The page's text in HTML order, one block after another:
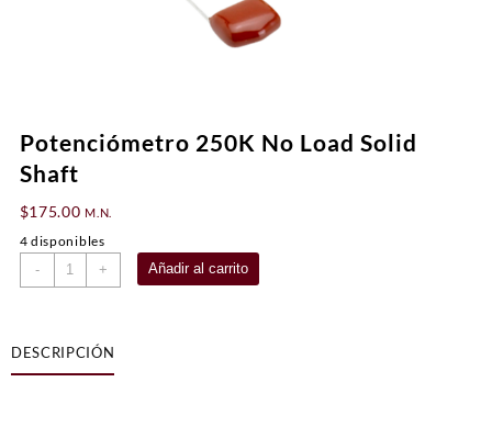
Potenciómetro 250K No Load Solid
Shaft
$175.00 M.N.
4 disponibles
-
Potenciómetro
250K
Solid
Shaft
+ Añadir al carrito
DESCRIPCIÓN